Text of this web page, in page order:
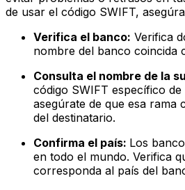
de usar el código SWIFT,
Verifica el banco: Verifica
nombre del banco coincida
Consulta el nombre de la
código SWIFT específico
asegúrate de que esa rama
del destinatario.
Confirma el país: Los
en todo el mundo. Verifica
corresponda al país del